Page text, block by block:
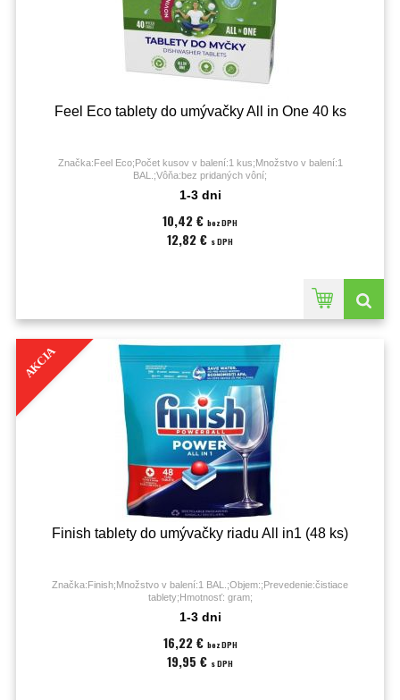
Feel Eco tablety do umývačky All in One 40 ks
Značka:Feel Eco;Počet kusov v balení:1 kus;Množstvo v balení:1
BAL.;Vôňa:bez pridaných vôní;
1-3 dni
10,42 € bez DPH
12,82 € s DPH
AKCIA
Finish tablety do umývačky riadu All in1 (48 ks)
Značka:Finish;Množstvo v balení:1 BAL.;Objem:;Prevedenie:čistiace
tablety;Hmotnosť: gram;
1-3 dni
16,22 € bez DPH
19,95 € s DPH